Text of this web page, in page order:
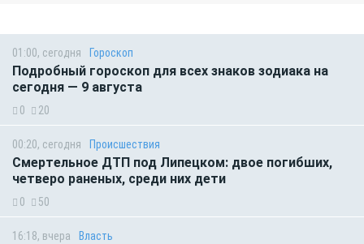
01:00, сегодня Гороскоп
Подробный гороскоп для всех знаков зодиака на
сегодня — 9 августа
0 20
00:20, сегодня Происшествия
Смертельное ДТП под Липецком: двое погибших,
четверо раненых, среди них дети
0 50
16:18, вчера Власть